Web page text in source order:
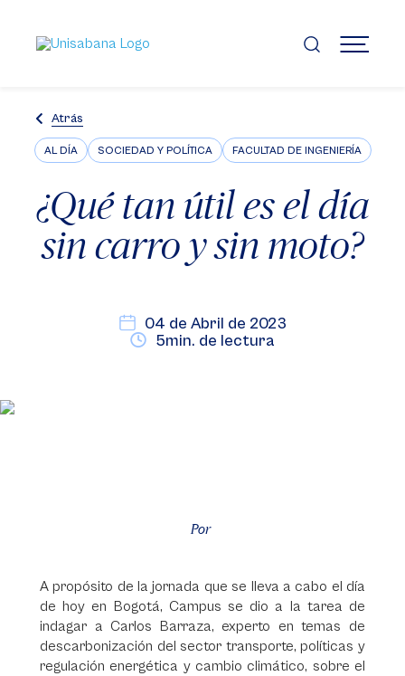
contenido
principal
MENÚ
Atrás
AL DÍA SOCIEDAD Y POLÍTICA FACULTAD DE INGENIERÍA
¿Qué tan útil es el día
sin carro y sin moto?
04 de Abril de 2023
5min. de lectura
Por
A propósito de la jornada que se lleva a cabo el día
de hoy en Bogotá, Campus se dio a la tarea de
indagar a Carlos Barraza, experto en temas de
descarbonización del sector transporte, políticas y
regulación energética y cambio climático, sobre el